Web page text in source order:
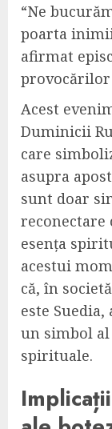
“Ne
poarta
afirmat
provocărilor
Acest
Duminicii
care
asupra
sunt doar
reconectare
esența
acestui
că, în
este
un simbol
spirituale.